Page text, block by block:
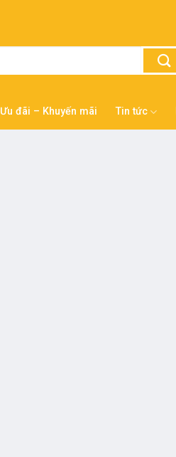
Ưu đãi – Khuyến mãi Tin tức